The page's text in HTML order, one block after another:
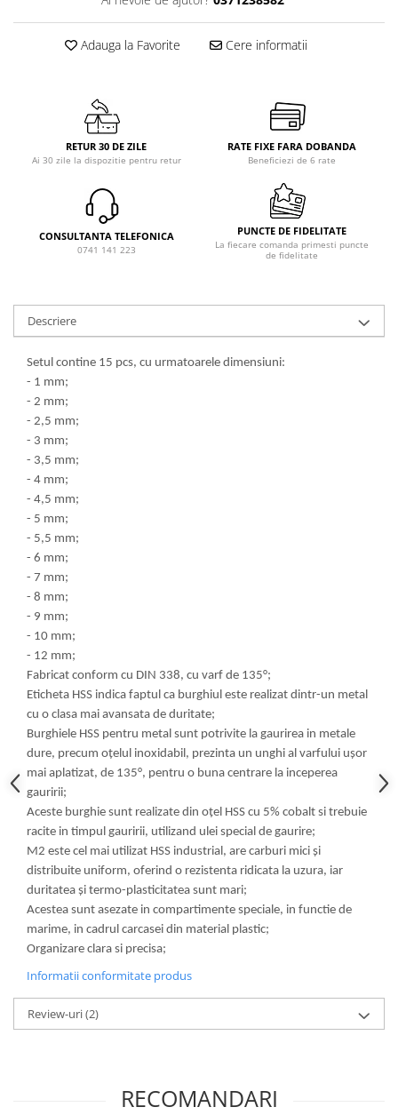
Adauga la Favorite Cere informatii
RETUR 30 DE ZILE
Ai 30 zile la dispozitie pentru retur
RATE FIXE FARA DOBANDA
Beneficiezi de 6 rate
CONSULTANTA TELEFONICA
0741 141 223
PUNCTE DE FIDELITATE
La fiecare comanda primesti puncte
de fidelitate
Descriere
Setul contine 15 pcs, cu urmatoarele dimensiuni:
- 1 mm;
- 2 mm;
- 2,5 mm;
- 3 mm;
- 3,5 mm;
- 4 mm;
- 4,5 mm;
- 5 mm;
- 5,5 mm;
- 6 mm;
- 7 mm;
- 8 mm;
- 9 mm;
- 10 mm;
- 12 mm;
Fabricat conform cu DIN 338, cu varf de 135°;
Eticheta HSS indica faptul ca burghiul este realizat dintr-un metal
cu o clasa mai avansata de duritate;
Burghiele HSS pentru metal sunt potrivite la gaurirea in metale
dure, precum oţelul inoxidabil, prezinta un unghi al varfului uşor
mai aplatizat, de 135°, pentru o buna centrare la inceperea
gauririi;
Aceste burghie sunt realizate din oţel HSS cu 5% cobalt si trebuie
racite in timpul gauririi, utilizand ulei special de gaurire;
M2 este cel mai utilizat HSS industrial, are carburi mici și
distribuite uniform, oferind o rezistenta ridicata la uzura, iar
duritatea și termo-plasticitatea sunt mari;
Acestea sunt asezate in compartimente speciale, in functie de
marime, in cadrul carcasei din material plastic;
Organizare clara si precisa;
Informatii conformitate produs
Review-uri(2)
RECOMANDARI